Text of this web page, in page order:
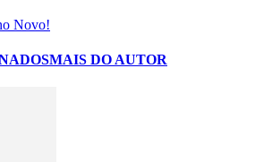
Novo!
MAIS DO AUTOR